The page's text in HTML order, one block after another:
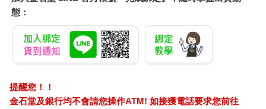
態：
提醒您！！
金石堂及銀行均不會請您操作ATM! 如接獲電話要求您前往